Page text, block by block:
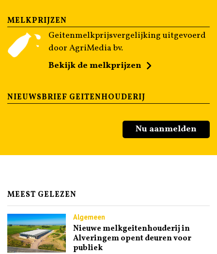
MELKPRIJZEN
Geitenmelkprijsvergelijking uitgevoerd
door AgriMedia bv.
Bekijk de melkprijzen
NIEUWSBRIEF GEITENHOUDERIJ
Nu aanmelden
MEEST GELEZEN
Algemeen
Nieuwe melkgeitenhouderij in
Alveringem opent deuren voor
publiek